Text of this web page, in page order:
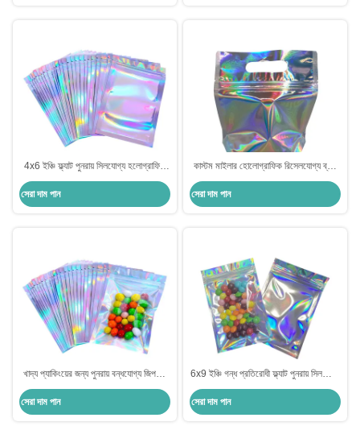
4x6 ইঞ্চি ফ্ল্যাট পুনরায় সিলযোগ্য হলোগ্রাফিক
জিপলক ব্যাগ মিউলার ব্যাগ মিষ্টি, আগাছা, ফুল, চা,
খাদ্য, আনুষাঙ্গিক প্যাকেজিং জন্য
সেরা দাম পান
কাস্টম মাইলার হোলোগ্রাফিক রিসেলযোগ্য ব্যাগ
গন্ধ প্রতিরোধী ফয়েল জিপলক ব্যাগ পার্টির জন্য
সেরা দাম পান
খাদ্য প্যাকিংয়ের জন্য পুনরায় বন্ধযোগ্য জিপলক
সহ তাপ সিলযোগ্য পুনরায় সিলযোগ্য হলোগ্রাফিক
সেরা দাম পান
6x9 ইঞ্চি গন্ধ প্রতিরোধী ফ্ল্যাট পুনরায় সিলযোগ্য
ফয়েল পার্টি জন্য হোলোগ্রাফিক মাইলার জিপার
সেরা দাম পান